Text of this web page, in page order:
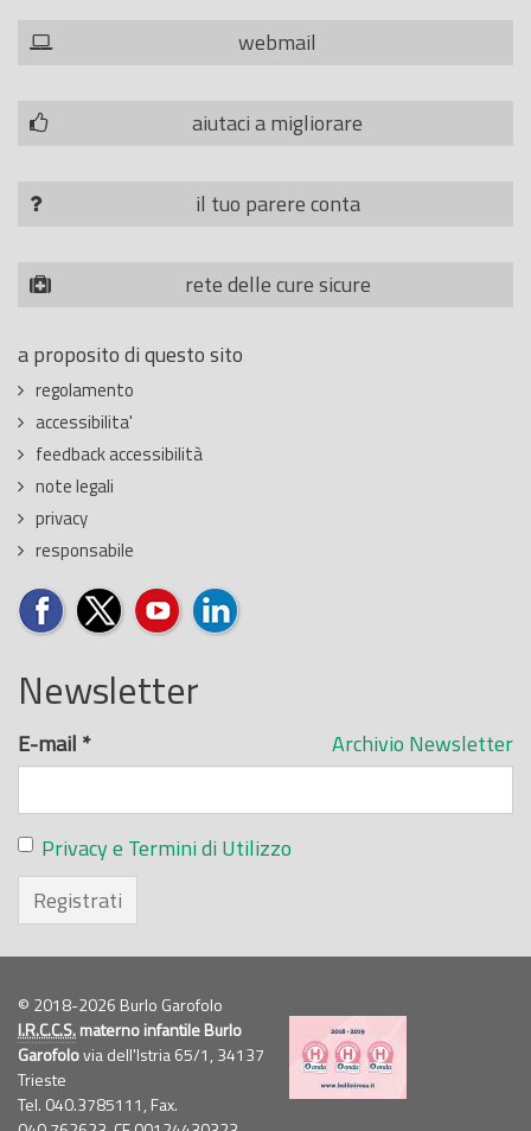
webmail
aiutaci a migliorare
il tuo parere conta
rete delle cure sicure
a proposito di questo sito
regolamento
accessibilita'
feedback accessibilità
note legali
privacy
responsabile
Newsletter
Archivio Newsletter
E-mail *
Privacy e Termini di Utilizzo
Registrati
© 2018-2026 Burlo Garofolo
I.R.C.C.S.materno infantile Burlo
Garofolovia dell'Istria 65/1, 34137
Trieste
Tel. 040.3785111, Fax.